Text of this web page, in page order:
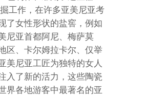
工作，在许多亚美尼亚考
了女性形状的盐窖，例如
尼亚首都阿尼、梅萨莫
区、卡尔姆拉卡尔、仅举
美尼亚工匠为独特的女人
入了新的活力，这些陶瓷
界各地游客中最著名的亚